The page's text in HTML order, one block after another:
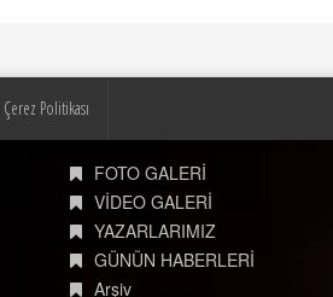
FOTO GALERİ
VİDEO GALERİ
YAZARLARIMIZ